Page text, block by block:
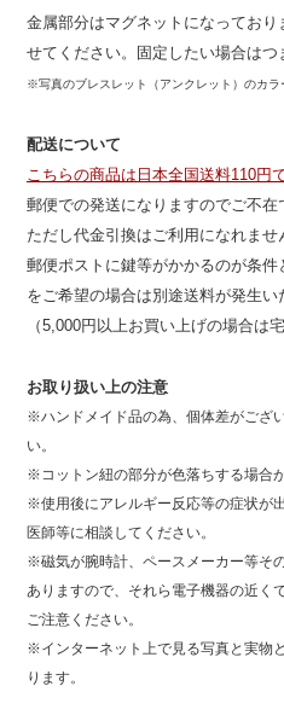
金属部分はマグネットになってお
せてください。固定したい場合はつ
※写真のブレスレット（アンクレット）のカラ
配送について
こちらの商品は日本全国送料110円
郵便での発送になりますのでご不在
ただし代金引換はご利用になれませ
郵便ポストに鍵等がかかるのが条
をご希望の場合は別途送料が発生い
（5,000円以上お買い上げの場合は
お取り扱い上の注意
※ハンドメイド品の為、個体差がござ
い。
※コットン紐の部分が色落ちする場合
※使用後にアレルギー反応等の症状が
医師等に相談してください。
※磁気が腕時計、ペースメーカー等そ
ありますので、それら電子機器の近く
ご注意ください。
※インターネット上で見る写真と実物
ります。